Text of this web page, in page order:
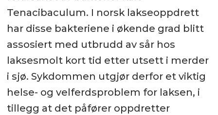
Tenacibaculum. I norsk lakseoppdrett
har disse bakteriene i økende grad blitt
assosiert med utbrudd av sår hos
laksesmolt kort tid etter utsett i merder
i sjø. Sykdommen utgjør derfor et viktig
helse- og velferdsproblem for laksen, i
tillegg at det påfører oppdretter